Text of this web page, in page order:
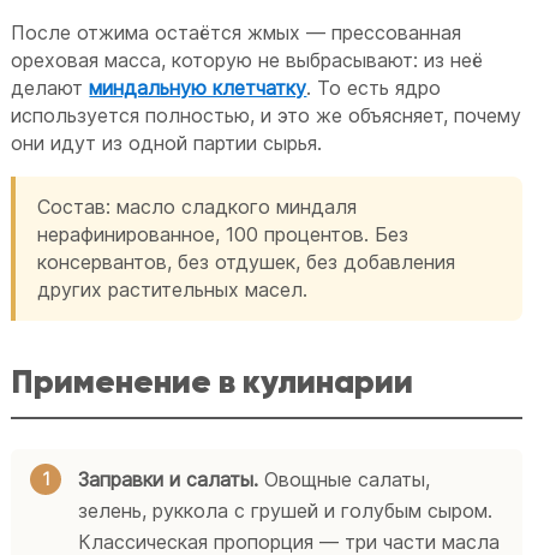
После отжима остаётся жмых — прессованная
ореховая масса, которую не выбрасывают: из неё
делаютминдальную клетчатку. То есть ядро
используется полностью, и это же объясняет, почему
они идут из одной партии сырья.
Состав: масло сладкого миндаля
нерафинированное, 100 процентов. Без
консервантов, без отдушек, без добавления
других растительных масел.
Применение в кулинарии
Заправки и салаты. Овощные салаты,
зелень, руккола с грушей и голубым сыром.
Классическая пропорция — три части масла